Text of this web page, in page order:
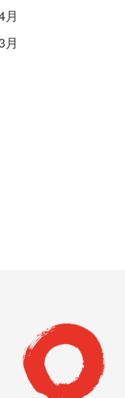
月
月